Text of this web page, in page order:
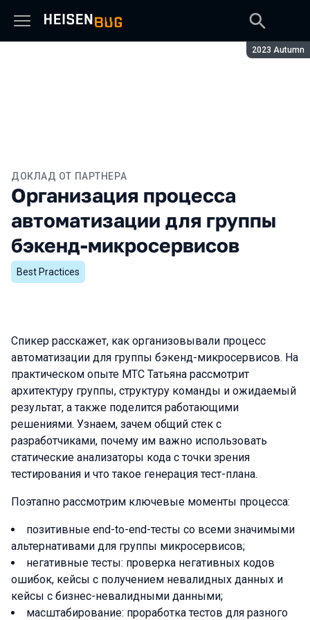
Сезон:
2023 Autumn
ДОКЛАД ОТ ПАРТНЕРА
Организация процесса
автоматизации для группы
бэкенд-микросервисов
Best Practices
Спикер расскажет, как организовывали процесс
автоматизации для группы бэкенд-микросервисов. На
практическом опыте МТС Татьяна рассмотрит
архитектуру группы, структуру команды и ожидаемый
результат, а также поделится работающими
решениями. Узнаем, зачем общий стек с
разработчиками, почему им важно использовать
статические анализаторы кода с точки зрения
тестирования и что такое генерация тест-плана.
Поэтапно рассмотрим ключевые моменты процесса:
позитивные end-to-end-тесты со всеми значимыми
альтернативами для группы микросервисов;
негативные тесты: проверка негативных кодов
ошибок, кейсы с получением невалидных данных и
кейсы с бизнес-невалидными данными;
масштабирование: проработка тестов для разного